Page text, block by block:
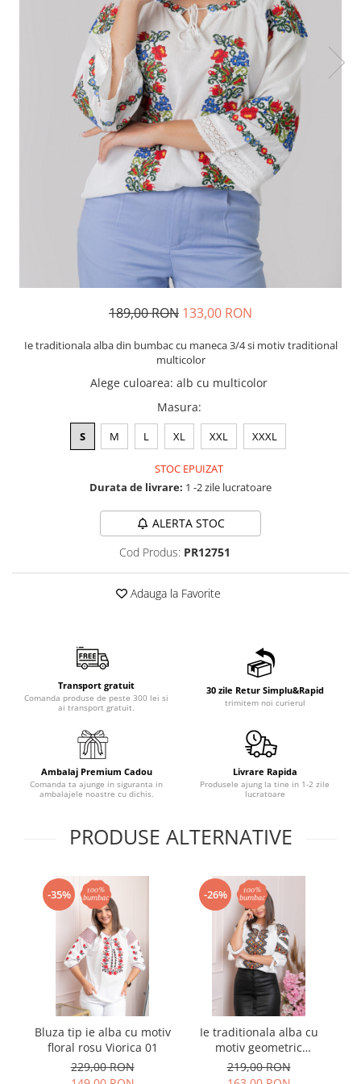
189,00 RON 133,00 RON
Ie traditionala alba din bumbac cu maneca 3/4 si motiv traditional
multicolor
Alege culoarea: alb cu multicolor
Masura:
S M L XL XXL XXXL
STOC EPUIZAT
Durata de livrare: 1 -2 zile lucratoare
ALERTA STOC
Cod Produs: PR12751
Adauga la Favorite
Transport gratuit
Comanda produse de peste 300 lei si
ai transport gratuit.
30 zile Retur Simplu&Rapid
trimitem noi curierul
Ambalaj Premium Cadou
Comanda ta ajunge in siguranta in
ambalajele noastre cu dichis.
Livrare Rapida
Produsele ajung la tine in 1-2 zile
lucratoare
PRODUSE ALTERNATIVE
-35%
Bluza tip ie alba cu motiv
floral rosu Viorica 01
229,00 RON
-26%
Ie traditionala alba cu
motiv geometric
multicolor Taisia
219,00 RON